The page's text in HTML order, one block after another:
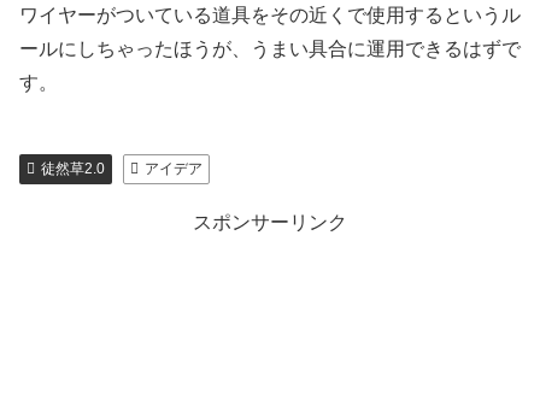
ワイヤーがついている道具をその近くで使用するというル
ールにしちゃったほうが、うまい具合に運用できるはずで
す。
徒然草2.0 アイデア
スポンサーリンク